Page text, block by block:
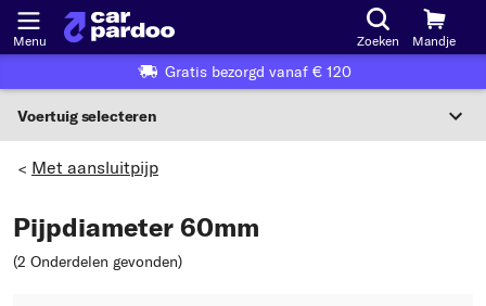
Menu Zoeken Mandje
Gratis bezorgd vanaf € 120
Voertuig selecteren
> Met aansluitpijp
Pijpdiameter 60mm
(2 Onderdelen gevonden)